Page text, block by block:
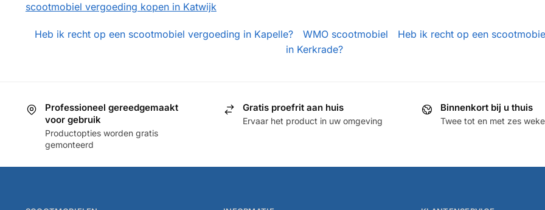
scootmobiel vergoeding kopen in Katwijk
Heb ik recht op een scootmobiel vergoeding in Kapelle? WMO scootmobiel
Heb ik recht op een
in Kerkrade?
Professioneel gereedgemaakt
voor gebruik
Productopties worden gratis
gemonteerd
Gratis proefrit aan huis
Ervaar het product in uw omgeving
Binnenkort bij u thuis
Twee tot en met zes